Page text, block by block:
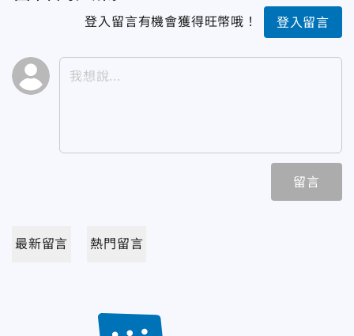
登入留言有機會獲得旺幣哦！ 登入留言
留言
最新留言 熱門留言